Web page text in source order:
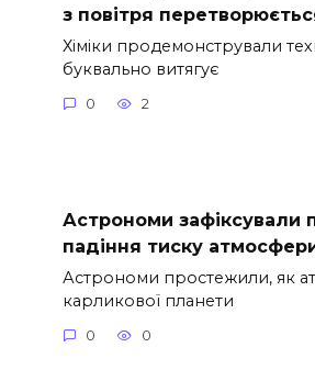
з повітря
Хіміки продемонстрували
буквально витягує
0 2
Астрономи зафіксували
падіння тиску
Астрономи простежили, як
карликової планети
0 0